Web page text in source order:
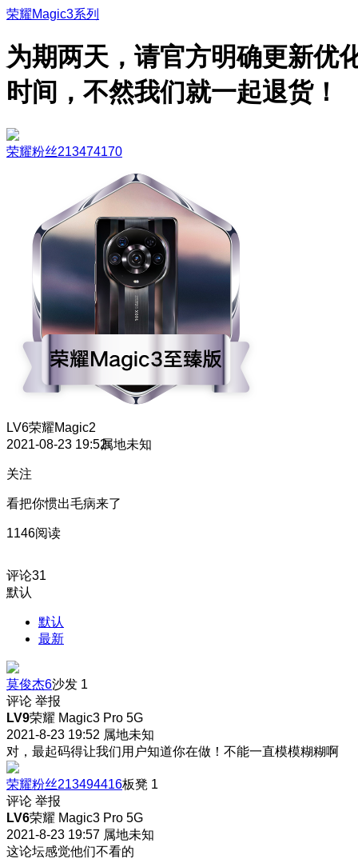
荣耀Magic3系列
为期两天，请官方明确更新优
时间，不然我们就一起退货！
荣耀粉丝213474170
LV6荣耀Magic2
2021-08-23 19:52属地未知
关注
看把你惯出毛病来了
1146阅读
评论31
默认
默认
最新
莫俊杰6沙发 1
评论 举报
LV9荣耀 Magic3 Pro 5G
2021-8-23 19:52 属地未知
对，最起码得让我们用户知道你在做！不能一直模模糊糊啊
荣耀粉丝213494416板凳 1
评论 举报
LV6荣耀 Magic3 Pro 5G
2021-8-23 19:57 属地未知
这论坛感觉他们不看的